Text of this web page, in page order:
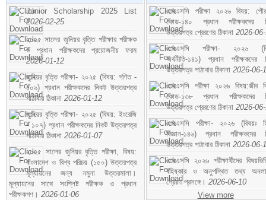
Junior Scholarship 2025 List
2026-02-25
২০২৫ সালের জুনিয়র বৃত্তি পরীক্ষার পরীক্ষক
ও প্রধান পরীক্ষকদের প্রয়োজনীয় ফরম
2026-01-12
জুনিয়র বৃত্তি পরীক্ষা- ২০২৫ (বিষয়: গণিত -
১০৯) প্রধান পরীক্ষকদের নিকট উত্তরপত্র
পাঠাবার ঠিকানা 2026-01-12
জুনিয়র বৃত্তি পরীক্ষা- ২০২৫ (বিষয়: ইংরেজি
- ১০৭) প্রধান পরীক্ষকদের নিকট উত্তরপত্র
পাঠাবার ঠিকানা 2026-01-07
২০২৫ সালের জুনিয়র বৃত্তি পরীক্ষা, বিষয়:
বাংলাদেশ ও বিশ্ব পরিচয় (১৫০) উত্তরপত্র
মূল্যায়নের জন্য নমুনা উত্তরমালা।
মূল্যায়নের সাথে সংশ্লিষ্ট পরীক্ষক ও প্রধান
পরীক্ষকগণ। 2026-01-06
এসএসসি পরীক্ষা ২০২৬ বিষয়:
কোড-১৪০ প্রধান পরীক্ষকদের
উত্তরপত্র প্রেরণের ঠিকানা 2026-
এসএসসি পরীক্ষা- ২০২৬
অর্থনীতি-১৪১) প্রধান পরীক্ষকদের
উত্তরপত্র পাঠাবার ঠিকানা 2026-06-
এসএসসি পরীক্ষা ২০২৬ বিষয়:জীব
কোড-১৩৮ প্রধান পরীক্ষকদের
উত্তরপত্র প্রেরণের ঠিকানা 2026-
এসএসসি পরীক্ষা- ২০২৬ (বিষয়ঃ
বিজ্ঞান-১৪৬) প্রধান পরীক্ষকদের
উত্তরপত্র পাঠাবার ঠিকানা 2026-06-
এসএসসি ২০২৬ পরীক্ষার্থীদের
বহিষ্কার ও অনুপস্থিত তথ্য
প্রেরণ প্রসঙ্গে। 2026-06-10
View more